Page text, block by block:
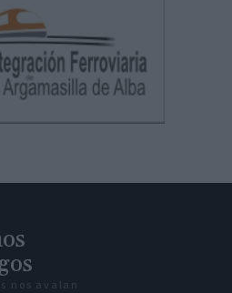
nos avalan